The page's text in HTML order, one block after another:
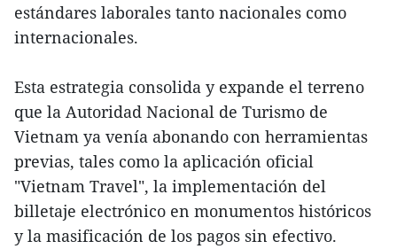
estándares laborales tanto nacionales como
internacionales.
Esta estrategia consolida y expande el terreno
que la Autoridad Nacional de Turismo de
Vietnam ya venía abonando con herramientas
previas, tales como la aplicación oficial
"Vietnam Travel", la implementación del
billetaje electrónico en monumentos históricos
y la masificación de los pagos sin efectivo.